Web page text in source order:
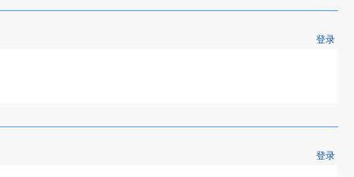
登录
登录